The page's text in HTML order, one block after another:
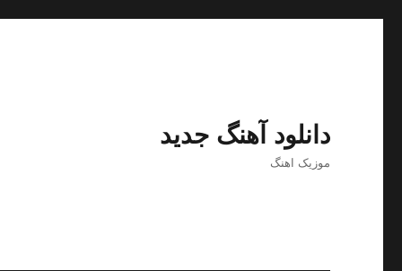
دانلود آهنگ جدید
موزیک اهنگ